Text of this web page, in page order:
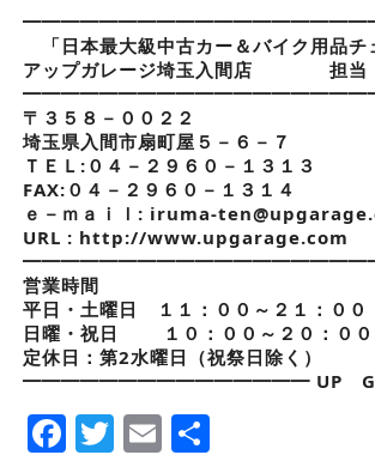
「日本最大級中古カー＆バイク用品チ
アップガレージ埼玉入間店 担当
〒３５８－００２２
埼玉県入間市扇町屋５－６－７
ＴＥＬ:０４－２９６０－１３１３
FAX:０４－２９６０－１３１４
ｅ－ｍａｉｌ: iruma-
URL : http://www.upgarage.com
営業時間
平日・土曜日 １１：００～２１：００
日曜・祝日 １０：００～２０：００
定休日：第2水曜日（祝祭日除く）
━━━━━━━━━━━━━━━ UP
Facebook
Twitter
EmailShare